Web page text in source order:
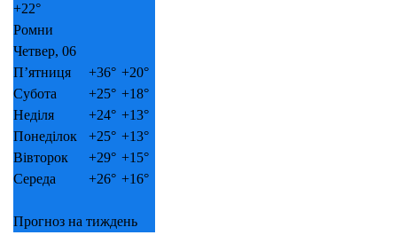
+22°
Ромни
Четвер, 06
П’ятниця
+36° +20°
Субота
+25° +18°
Неділя
+24° +13°
Понеділок
+25° +13°
Вівторок
+29° +15°
Середа
+26° +16°
Прогноз на тиждень